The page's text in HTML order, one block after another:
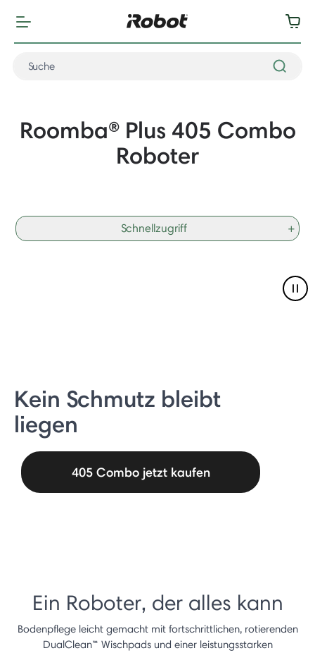
Roomba® Plus 405 Combo
Roboter
Schnellzugriff +
Kein Schmutz bleibt
liegen
405 Combo jetzt kaufen
Ein Roboter, der alles kann
Bodenpflege leicht gemacht mit fortschrittlichen, rotierenden
DualClean™ Wischpads und einer leistungsstarken